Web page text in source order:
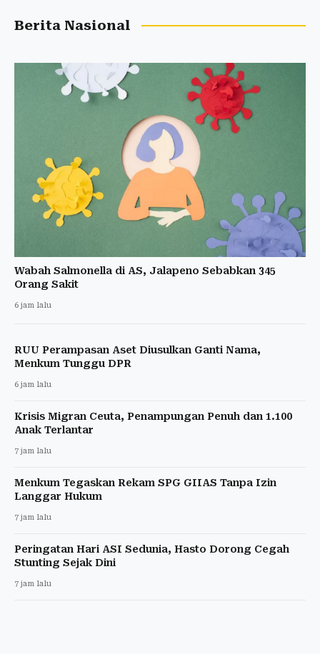
Berita Nasional
Wabah Salmonella di AS, Jalapeno Sebabkan 345
Orang Sakit
6 jam lalu
RUU Perampasan Aset Diusulkan Ganti Nama,
Menkum Tunggu DPR
6 jam lalu
Krisis Migran Ceuta, Penampungan Penuh dan 1.100
Anak Terlantar
7 jam lalu
Menkum Tegaskan Rekam SPG GIIAS Tanpa Izin
Langgar Hukum
7 jam lalu
Peringatan Hari ASI Sedunia, Hasto Dorong Cegah
Stunting Sejak Dini
7 jam lalu